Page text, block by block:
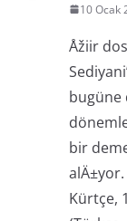
10 Ocak
Åžiir
bugüne
bir
Kürtçe,